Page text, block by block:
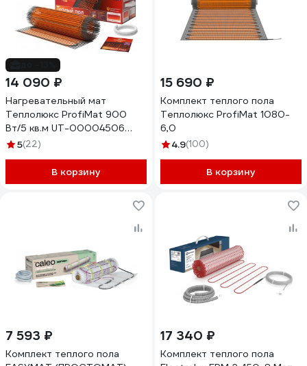
14 090 ₽
Нагревательный мат
Теплолюкс ProfiMat 900
Вт/5 кв.м UT-00004506
100035700700
5(22)
В корзину
15 690 ₽
Комплект теплого пола
Теплолюкс ProfiMat 1080-
6,0
4.9(100)
В корзину
7 593 ₽
Комплект теплого пола
17 340 ₽
Комплект теплого пола